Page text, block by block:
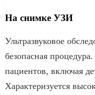
На снимке УЗИ
Ультразвуковое
безопасная
пациентов, включая
Характеризуется